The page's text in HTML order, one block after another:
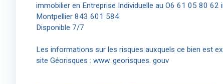
immobilier en Entreprise Individuelle au O6 61 05 80 62
Montpellier 843 601 584.
Disponible 7/7
Les informations sur les risques auxquels ce bien est
site Géorisques : www. georisques. gouv